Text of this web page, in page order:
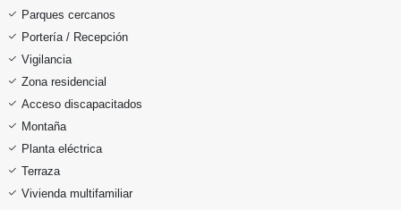
Parques cercanos
Portería / Recepción
Vigilancia
Zona residencial
Acceso discapacitados
Montaña
Planta eléctrica
Terraza
Vivienda multifamiliar